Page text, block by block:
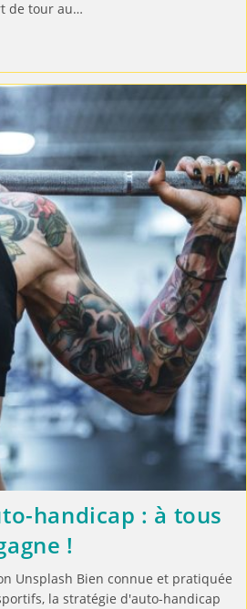
de tour au…
handicap : à tous
!
Unsplash Bien connue et pratiquée
la stratégie d'auto-handicap